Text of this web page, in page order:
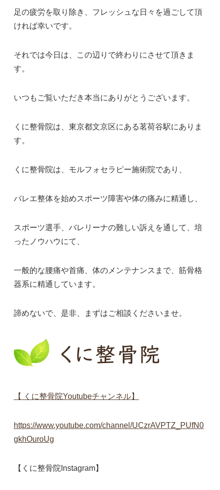
足の疲労を取り除き、フレッシュな日々を過ごして頂
ければ幸いです。
それでは今日は、この辺りで終わりにさせて頂きま
す。
いつもご覧いただき本当にありがとうございます。
くに整骨院は、東京都文京区にある茗荷谷駅にありま
す。
くに整骨院は、モルフォセラピー施術院であり、
バレエ整体を始めスポーツ障害や体の痛みに精通し、
スポーツ選手、バレリーナの難しい訴えを通して、培
ったノウハウにて、
一般的な腰痛や首痛、体のメンテナンスまで、筋骨格
器系に精通しています。
諦めないで、是非、まずはご相談くださいませ。
【 くに整骨院Youtubeチャンネル】
https://www.youtube.com/channel/UCzrAVPTZ_PUfN0
gkhOuroUg
【くに整骨院Instagram】